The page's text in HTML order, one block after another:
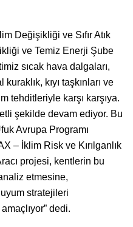
Değişikliği ve Sıfır Atık
ve Temiz Enerji Şube
sıcak hava dalgaları,
kıyı taşkınları ve
tehditleriyle karşı karşıya.
şekilde devam ediyor. Bu
Avrupa Programı
– İklim Risk ve Kırılganlık
projesi, kentlerin bu
etmesine,
uyum stratejileri
dedi.